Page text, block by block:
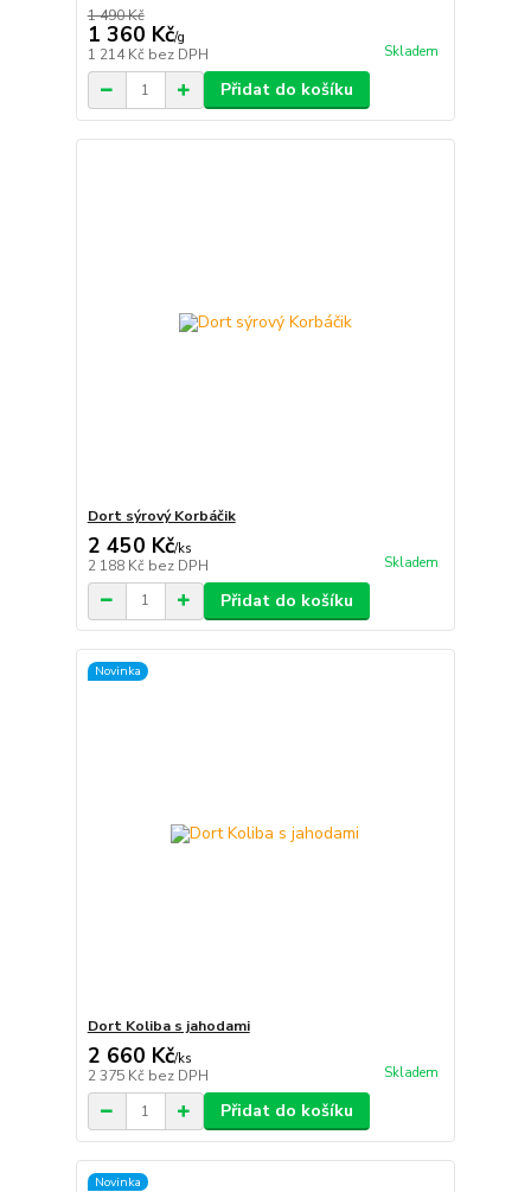
1 490 Kč
1 360 Kč/g
1 214 Kč bez DPH Skladem
Přidat do košíku
Dort sýrový Korbáčik
2 450 Kč/ks
2 188 Kč bez DPH Skladem
Přidat do košíku
Novinka
Dort Koliba s jahodami
2 660 Kč/ks
2 375 Kč bez DPH Skladem
Přidat do košíku
Novinka